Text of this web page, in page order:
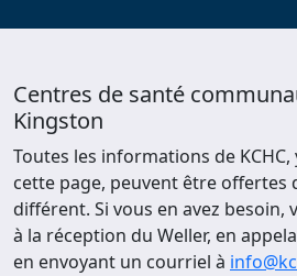
Centres de santé
Kingston
Toutes les informations de
cette page, peuvent être offertes
différent. Si vous en avez besoin,
à la réception du Weller, en
en envoyant un courriel à